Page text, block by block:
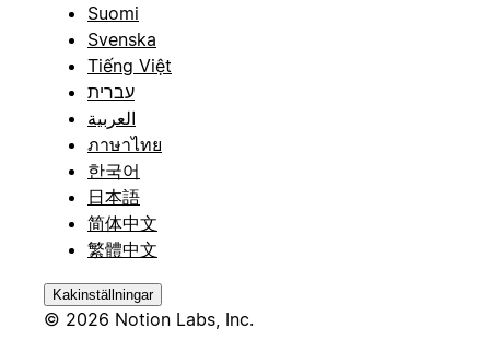
Suomi
Svenska
Tiếng Việt
עברית
العربية
ภาษาไทย
한국어
日本語
简体中文
繁體中文
Kakinställningar
© 2026 Notion Labs, Inc.